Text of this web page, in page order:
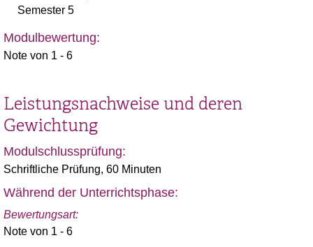
Semester 5
Modulbewertung:
Note von 1 - 6
Leistungsnachweise und deren
Gewichtung
Modulschlussprüfung:
Schriftliche Prüfung, 60 Minuten
Während der Unterrichtsphase:
Bewertungsart:
Note von 1 - 6